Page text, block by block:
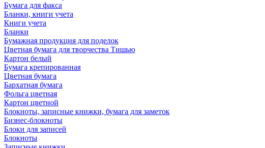
Бумага для факса
Бланки, книги учета
Книги учета
Бланки
Бумажная продукция для поделок
Цветная бумага для творчества Тишью
Картон белый
Бумага крепированная
Цветная бумага
Бархатная бумага
Фольга цветная
Картон цветной
Блокноты, записные книжки, бумага для заметок
Бизнес-блокноты
Блоки для записей
Блокноты